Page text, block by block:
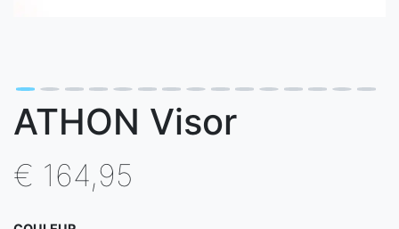
ATHON Visor
€ 164,95